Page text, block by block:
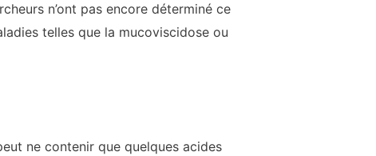
n’ont pas encore déterminé ce
telles que la mucoviscidose ou
ne contenir que quelques acides